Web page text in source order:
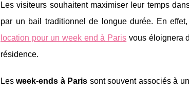
Les visiteurs souhaitent maximiser leur temps
par un bail traditionnel de longue durée. En
location pour un week end à Paris vous éloignera
résidence.
Lesweek-ends à Paris sont souvent associés à